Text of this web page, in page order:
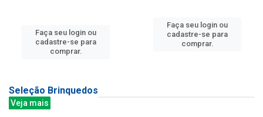
Faça seu login ou
cadastre-se para
comprar.
Faça seu login ou
cadastre-se para
comprar.
Seleção Brinquedos
Veja mais